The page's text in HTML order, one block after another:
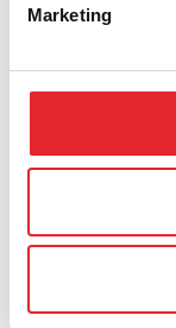
Marketing